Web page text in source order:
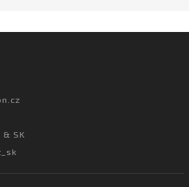
SK